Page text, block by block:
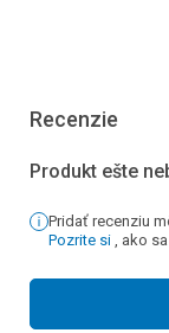
Recenzie
Produkt ešte
Pridať recenziu
Pozrite si , ako